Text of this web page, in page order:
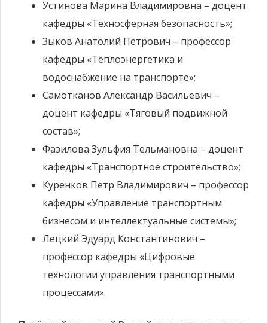
Устинова Марина Владимировна – доцент
кафедры «Техносферная безопасность»;
Зыков Анатолий Петрович – профессор
кафедры «Теплоэнергетика и
водоснабжение на транспорте»;
Самотканов Александр Васильевич –
доцент кафедры «Тяговый подвижной
состав»;
Фазилова Зульфия Тельмановна – доцент
кафедры «Транспортное строительство»;
Куренков Петр Владимирович – профессор
кафедры «Управление транспортным
бизнесом и интеллектуальные системы»;
Лецкий Эдуард Константинович –
профессор кафедры «Цифровые
технологии управления транспортными
процессами».